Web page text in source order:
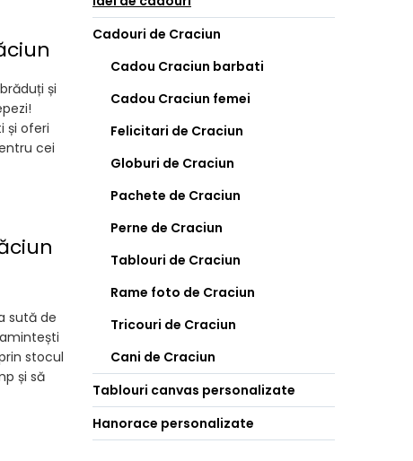
și
și oferi
cei
sută de
stocul
și să
Cadouri de Craciun
Cadou Craciun barbati
Cadou Craciun femei
Felicitari de Craciun
Globuri de Craciun
Pachete de Craciun
Perne de Craciun
Tablouri de Craciun
Rame foto de Craciun
Tricouri de Craciun
Cani de Craciun
Tablouri canvas personalizate
Hanorace personalizate